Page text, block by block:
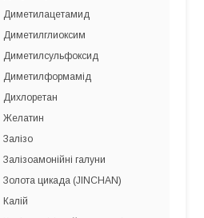
Диметилацетамид
Диметилглиоксим
Диметилсульфоксид
Диметилформамід
Дихлоретан
Желатин
Залізо
Залізоамонійні галуни
Золота цикада (JINCHAN)
Калій